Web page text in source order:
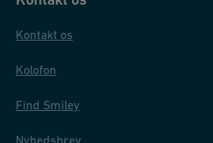
Kontakt os
Kolofon
Find Smiley
Nyhedsbrev